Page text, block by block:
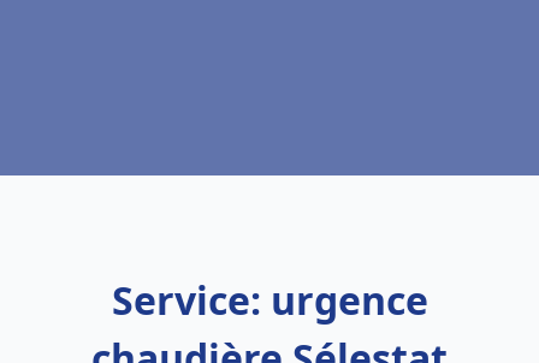
Service: urgence